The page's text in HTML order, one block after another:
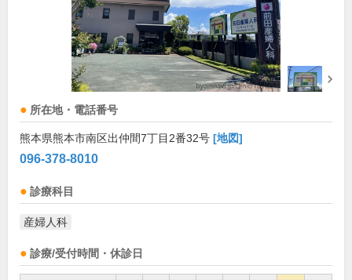
所在地・電話番号
熊本県熊本市南区出仲間7丁目2番32号 [地図]
096-378-8010
診療科目
産婦人科
診療/受付時間・休診日